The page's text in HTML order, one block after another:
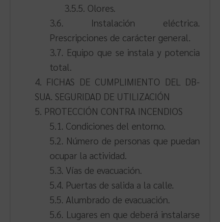
3.5.5. Olores.
3.6. Instalación eléctrica.
Prescripciones de carácter general.
3.7. Equipo que se instala y potencia
total.
4. FICHAS DE CUMPLIMIENTO DEL DB-
SUA. SEGURIDAD DE UTILIZACIÓN
5. PROTECCIÓN CONTRA INCENDIOS
5.1. Condiciones del entorno.
5.2. Número de personas que puedan
ocupar la actividad.
5.3. Vías de evacuación.
5.4. Puertas de salida a la calle.
5.5. Alumbrado de evacuación.
5.6. Lugares en que deberá instalarse